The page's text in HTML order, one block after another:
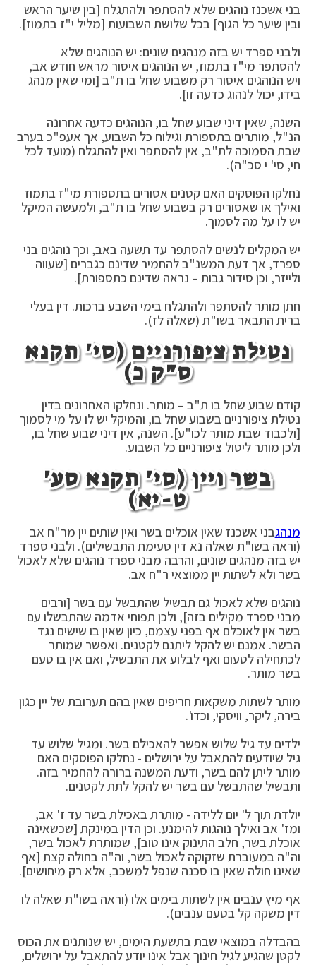
בני אשכנז נוהגים שלא להסתפר ולהתגלח [בין שיער הראש
ובין שיער כל הגוף] בכל שלושת השבועות [מליל י"ז בתמוז].
ולבני ספרד יש בזה מנהגים שונים: יש הנוהגים שלא
להסתפר מי"ז בתמוז, יש הנוהגים איסור מראש חודש אב,
ויש הנוהגים איסור רק משבוע שחל בו ת"ב [ומי שאין מנהג
בידו, יכול לנהוג כדעה זו].
השנה, שאין דיני שבוע שחל בו, הנוהגים כדעה אחרונה
הנ"ל, מותרים בתספורת וגילוח כל השבוע, אך אעפ"כ בערב
שבת הסמוכה לת"ב, אין להסתפר ואין להתגלח (מועד לכל
חי, סי' י סכ"ה).
נחלקו הפוסקים האם קטנים אסורים בתספורת מי"ז בתמוז
ואילך או שאסורים רק בשבוע שחל בו ת"ב, ולמעשה המיקל
יש לו על מה לסמוך.
יש המקלים לנשים להסתפר עד תשעה באב, וכך נוהגים בני
ספרד, אך דעת המשנ"ב להחמיר שדינם כגברים [שעווה
ולייזר, וכן סידור גבות – נראה שדינם כתספורת].
חתן מותר להסתפר ולהתגלח בימי השבע ברכות. דין בעלי
ברית התבאר בשו"ת (שאלה לז).
נטילת ציפורניים (סי' תקנא
ס"ק כ)
קודם שבוע שחל בו ת"ב – מותר. ונחלקו האחרונים בדין
נטילת ציפורניים בשבוע שחל בו, והמיקל יש לו על מי לסמוך
[ולכבוד שבת מותר לכו"ע]. השנה, אין דיני שבוע שחל בו,
ולכן מותר ליטול ציפורניים כל השבוע.
בשר ויין (סי' תקנא סע'
ט-יא)
מנהגבני אשכנז שאין אוכלים בשר ואין שותים יין מר"ח אב
(וראה בשו"ת שאלה נא דין טעימת התבשילים). ולבני ספרד
יש בזה מנהגים שונים, והרבה מבני ספרד נוהגים שלא לאכול
בשר ולא לשתות יין ממוצאי ר"ח אב.
נוהגים שלא לאכול גם תבשיל שהתבשל עם בשר [ורבים
מבני ספרד מקילים בזה], ולכן תפוחי אדמה שהתבשלו עם
בשר אין לאוכלם אף בפני עצמם, כיון שאין בו שישים נגד
הבשר. אמנם יש להקל ליתנם לקטנים. ואפשר שמותר
לכתחילה לטעום ואף לבלוע את התבשיל, ואם אין בו טעם
בשר מותר.
מותר לשתות משקאות חריפים שאין בהם תערובת של יין כגון
בירה, ליקר, וויסקי, וכדו'.
ילדים עד גיל שלוש אפשר להאכילם בשר. ומגיל שלוש עד
גיל שיודעים להתאבל על ירושלים - נחלקו הפוסקים האם
מותר ליתן להם בשר, ודעת המשנה ברורה להחמיר בזה.
ותבשיל שהתבשל עם בשר יש להקל לתת לקטנים.
יולדת תוך ל' יום ללידה - מותרת באכילת בשר עד ז' אב,
ומז' אב ואילך נוהגות להימנע. וכן הדין במינקת [שכשאינה
אוכלת בשר, חלב התינוק אינו טוב], שמותרת לאכול בשר,
וה"ה במעוברת שזקוקה לאכול בשר, וה"ה בחולה קצת [אף
שאינו חולה שאין בו סכנה שנפל למשכב, אלא רק מיחושים].
אף מיץ ענבים אין לשתות בימים אלו (וראה בשו"ת שאלה לו
דין משקה קל בטעם ענבים).
בהבדלה במוצאי שבת בתשעת הימים, יש שנותנים את הכוס
לקטן שהגיע לגיל חינוך אבל אינו יודע להתאבל על ירושלים,